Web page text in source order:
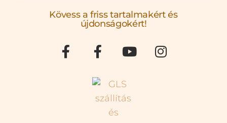
Kövess a friss tartalmakért és
újdonságokért!